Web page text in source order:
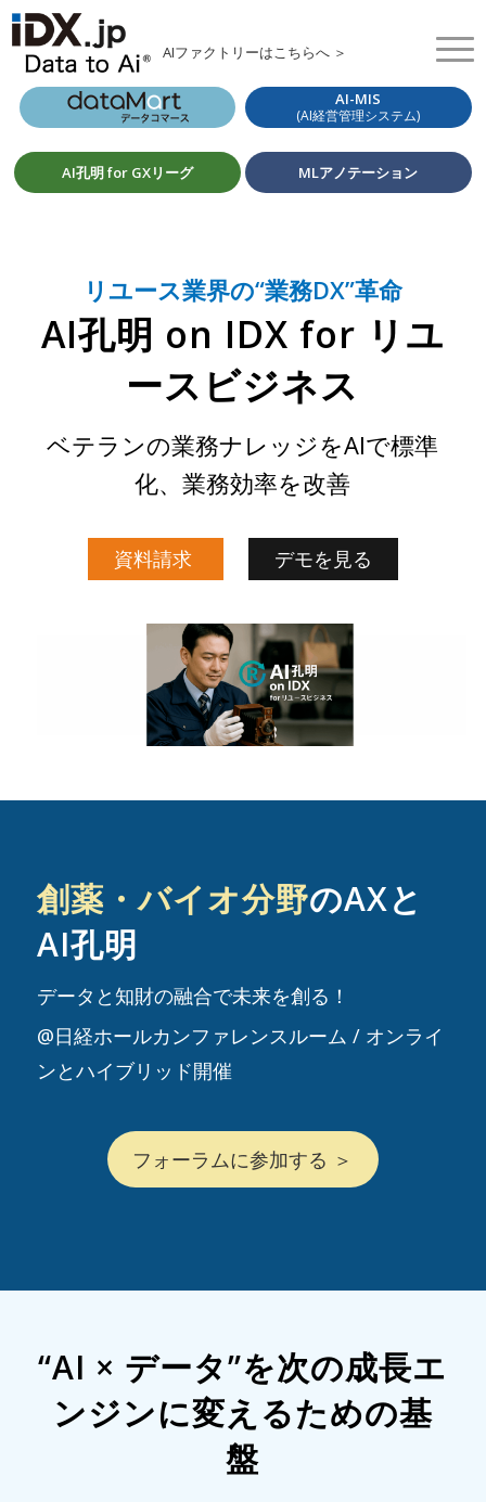
AIファクトリーはこちらへ ＞
AI-MIS
(AI経営管理システム)
AI孔明 for GXリーグ MLアノテーション
リユース業界の“業務DX”革命
AI孔明 on IDX for リユ
ースビジネス
ベテランの業務ナレッジをAIで標準
化、業務効率を改善
資料請求 デモを見る
創薬・バイオ分野のAXと
AI孔明
データと知財の融合で未来を創る！
@日経ホールカンファレンスルーム / オンライ
ンとハイブリッド開催
フォーラムに参加する ＞
“AI × データ”を次の成長エ
ンジンに変えるための基
盤